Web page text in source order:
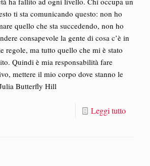
ti sta comunicando questo: non ho
quello che sta succedendo, non ho
consapevole la gente di cosa c’è in
regole, ma tutto quello che mi è stato
Quindi è mia responsabilità fare
mettere il mio corpo dove stanno le
Butterfly Hill
Leggi tutto